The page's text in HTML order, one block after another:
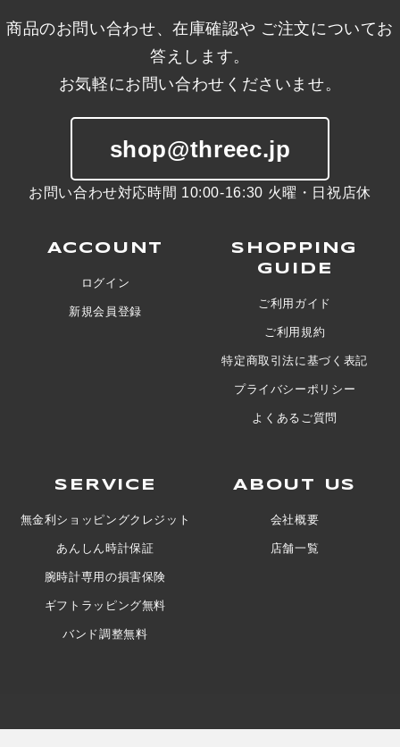
商品のお問い合わせ、在庫確認や ご注文についてお
答えします。
お気軽にお問い合わせくださいませ。
shop@threec.jp
お問い合わせ対応時間 10:00-16:30 火曜・日祝店休
ACCOUNT
ログイン
新規会員登録
SHOPPING
GUIDE
ご利用ガイド
ご利用規約
特定商取引法に基づく表記
プライバシーポリシー
よくあるご質問
SERVICE
無金利ショッピングクレジット
あんしん時計保証
腕時計専用の損害保険
ギフトラッピング無料
バンド調整無料
ABOUT US
会社概要
店舗一覧